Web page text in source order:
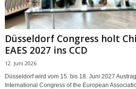
Düsseldorf Congress holt
EAES 2027 ins CCD
12. Juni 2026
Düsseldorf wird vom 15. bis 18. Juni 2027
International Congress of the European